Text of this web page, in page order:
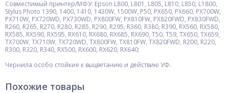
Совместимый принтер/МФУ: Epson L800, L801, L805, L810, L850, L1800,
Stylus Photo 1390, 1400, 1410, 1430W, 1500W, P50, PX650, PX660, PX700W,
PX710W, PX720WD, PX730WD, PX800FW, PX810FW, PX820FWD, PX830FWD,
R260, R265, R270, R280, R285, R290, R295, R360, R380, R390, RX560, RX580,
RX585, RX590, RX595, RX610, RX680, RX685, RX690, T50, T59, TX650, TX659,
TX700W, TX710W, TX720WD, TX800FW, TX810FW, TX820FWD, R200, R220,
R300, R320, R340, RX500, RX600, RX620, RX640;
Чернила особо стойкие к выцветанию и действию УФ.
Похожие товары